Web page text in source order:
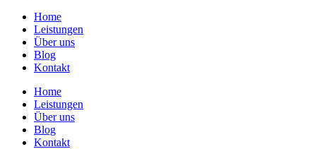
Home
Leistungen
Über uns
Blog
Kontakt
Home
Leistungen
Über uns
Blog
Kontakt